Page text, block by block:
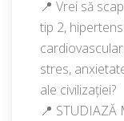
📍 Vrei să
tip 2,
stres,
ale civilizației?
📍 STUDIAZĂ